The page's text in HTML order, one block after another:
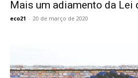
Mais um adiamento da Lei
eco21 - 20 de março de 2020